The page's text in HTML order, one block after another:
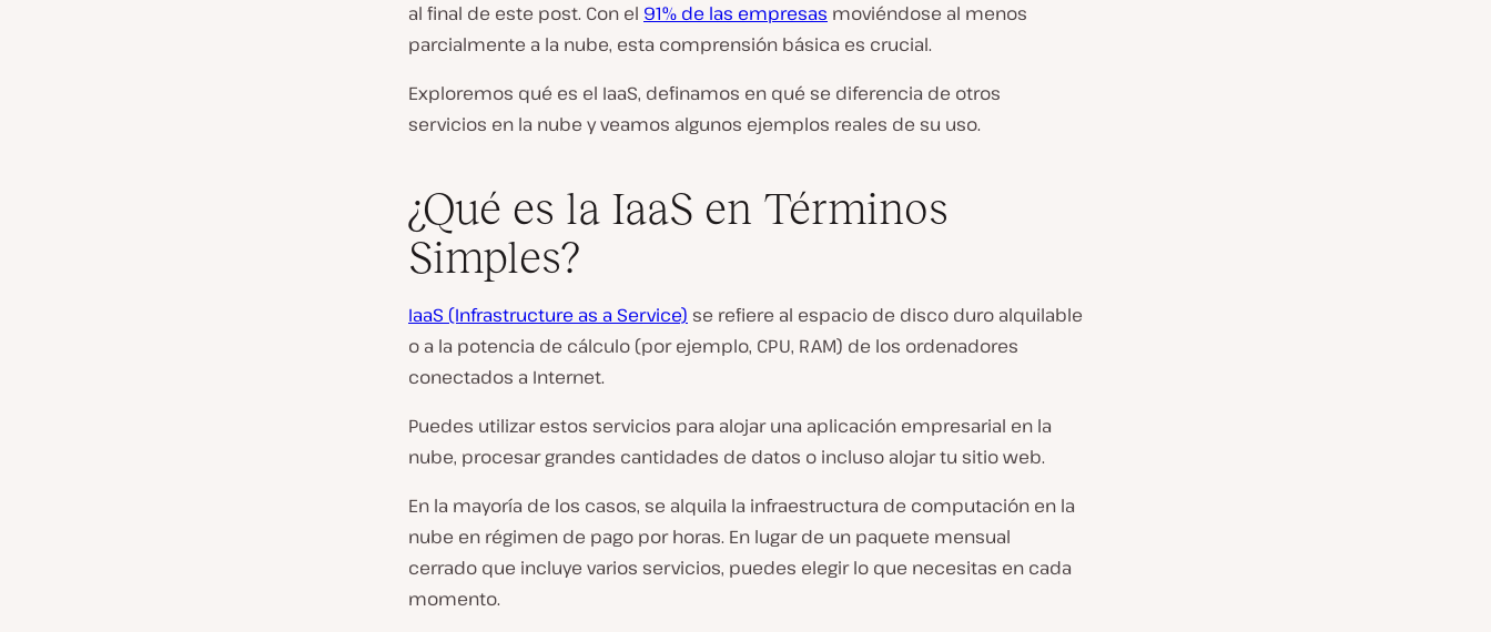
al final de este post. Con el 91% de las empresas moviéndose al menos
parcialmente a la nube, esta comprensión básica es crucial.
Exploremos qué es el IaaS, definamos en qué se diferencia de otros
servicios en la nube y veamos algunos ejemplos reales de su uso.
¿Qué es la IaaS en Términos
Simples?
IaaS (Infrastructure as a Service) se refiere al espacio de disco duro alquilable
o a la potencia de cálculo (por ejemplo, CPU, RAM) de los ordenadores
conectados a Internet.
Puedes utilizar estos servicios para alojar una aplicación empresarial en la
nube, procesar grandes cantidades de datos o incluso alojar tu sitio web.
En la mayoría de los casos, se alquila la infraestructura de computación en la
nube en régimen de pago por horas. En lugar de un paquete mensual
cerrado que incluye varios servicios, puedes elegir lo que necesitas en cada
momento.